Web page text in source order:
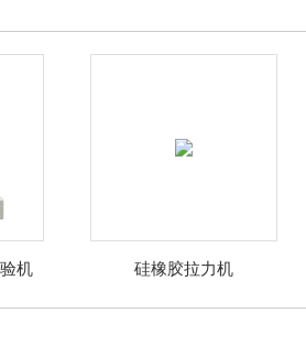
机 硅橡胶拉力机